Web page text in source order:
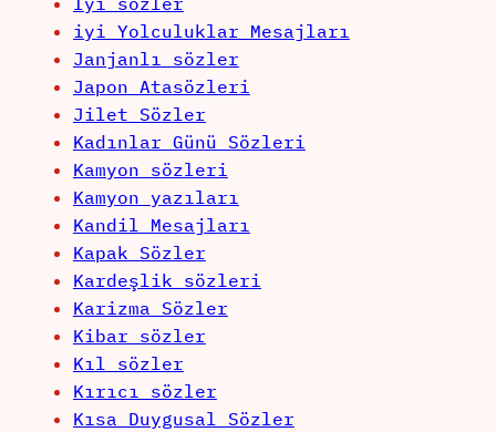
iyi Yolculuklar Mesajları
Janjanlı sözler
Japon Atasözleri
Jilet Sözler
Kadınlar Günü Sözleri
Kamyon sözleri
Kamyon yazıları
Kandil Mesajları
Kapak Sözler
Kardeşlik sözleri
Karizma Sözler
Kibar sözler
Kıl sözler
Kırıcı sözler
Kısa Duygusal Sözler